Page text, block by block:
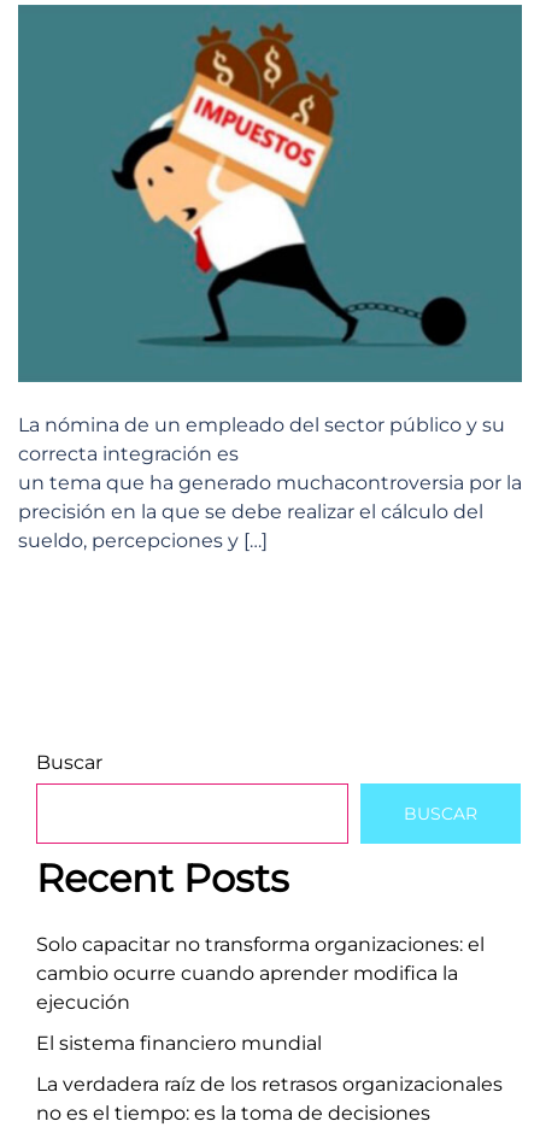
La nómina de un empleado del sector público y su
correcta integración es
un tema que ha generado muchacontroversia por la
precisión en la que se debe realizar el cálculo del
sueldo, percepciones y […]
Buscar
BUSCAR
Recent Posts
Solo capacitar no transforma organizaciones: el
cambio ocurre cuando aprender modifica la
ejecución
El sistema financiero mundial
La verdadera raíz de los retrasos organizacionales
no es el tiempo: es la toma de decisiones